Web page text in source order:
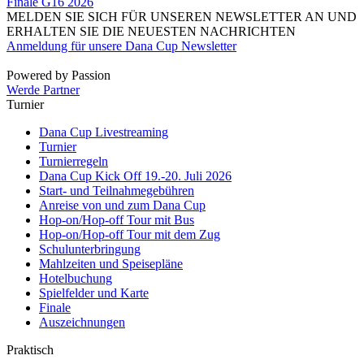
MELDEN SIE SICH FÜR UNSEREN NEWSLETTER AN UND
ERHALTEN SIE DIE NEUESTEN NACHRICHTEN
Anmeldung für unsere Dana Cup Newsletter
Powered by Passion
Werde Partner
Turnier
Dana Cup Livestreaming
Turnier
Turnierregeln
Dana Cup Kick Off 19.-20. Juli 2026
Start- und Teilnahmegebühren
Anreise von und zum Dana Cup
Hop-on/Hop-off Tour mit Bus
Hop-on/Hop-off Tour mit dem Zug
Schulunterbringung
Mahlzeiten und Speisepläne
Hotelbuchung
Spielfelder und Karte
Finale
Auszeichnungen
Praktisch